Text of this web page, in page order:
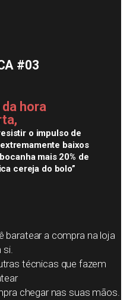
#03
hora
o impulso de
baixos
mais 20% de
cereja do bolo”
baratear a compra na loja
si.
técnicas que fazem
chegar nas suas mãos.